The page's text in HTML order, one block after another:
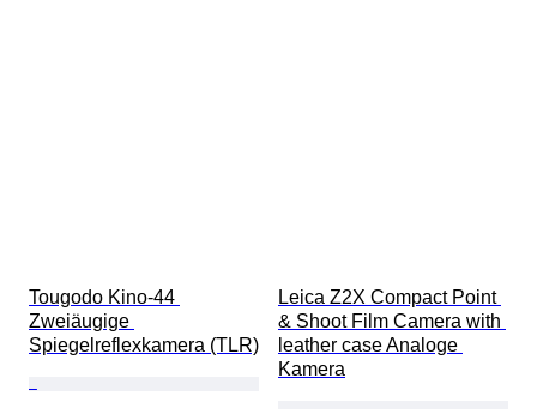
Tougodo Kino-44
Zweiäugige
Spiegelreflexkamera (TLR)
Leica Z2X Compact Point
& Shoot Film Camera with
leather case Analoge
Kamera